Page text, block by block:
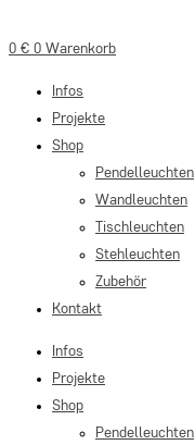
0 € 0 Warenkorb
Infos
Projekte
Shop
Pendelleuchten
Wandleuchten
Tischleuchten
Stehleuchten
Zubehör
Kontakt
Infos
Projekte
Shop
Pendelleuchten